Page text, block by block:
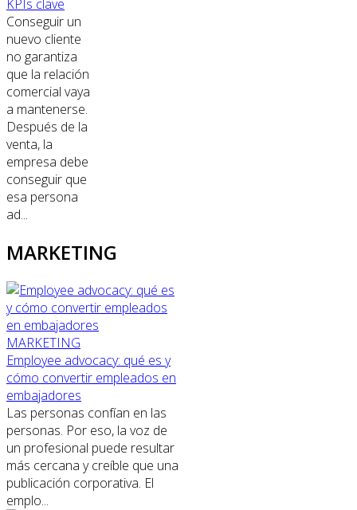
KPIs clave
Conseguir un
nuevo cliente
no garantiza
que la relación
comercial vaya
a mantenerse.
Después de la
venta, la
empresa debe
conseguir que
esa persona
ad...
MARKETING
MARKETING
Employee advocacy: qué es y
cómo convertir empleados en
embajadores
Las personas confían en las
personas. Por eso, la voz de
un profesional puede resultar
más cercana y creíble que una
publicación corporativa. El
emplo...